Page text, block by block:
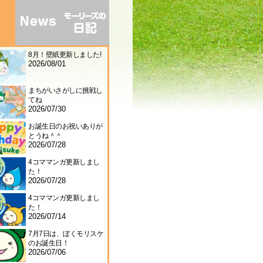
8月！壁紙更新しました!
2026/08/01
まちがいさがしに挑戦し
てね
2026/07/30
お誕生日のお祝いありが
とうね＾＾
2026/07/28
4コママンガ更新しまし
た！
2026/07/28
4コママンガ更新しまし
た！
2026/07/14
7月7日は、ぼくモリスケ
のお誕生日！
2026/07/06